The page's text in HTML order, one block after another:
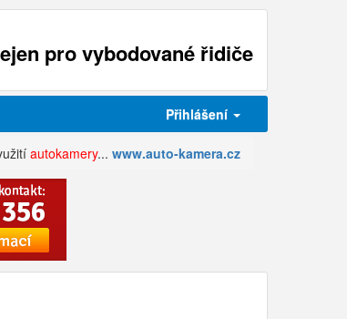
pro vybodované řidiče
Přihlášení
autokamery... www.auto-kamera.cz